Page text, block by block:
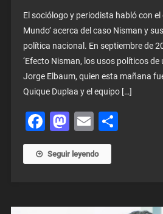
El sociólogo y periodista habló con el
Mundo’ acerca del caso Nisman y
política nacional. En septiembre de
‘Efecto Nisman, los usos políticos de
Jorge Elbaum, quien esta mañana
Quique Duplaa y el equipo […]
Facebook
Mastodon
EmailShare
Seguir leyendo